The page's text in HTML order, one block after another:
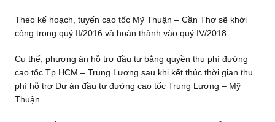
Theo kế hoạch, tuyến cao tốc Mỹ Thuận – Cần Thơ sẽ khởi
công trong quý II/2016 và hoàn thành vào quý IV/2018.
Cụ thể, phương án hỗ trợ đầu tư bằng quyền thu phí đường
cao tốc Tp.HCM – Trung Lương sau khi kết thúc thời gian thu
phí hỗ trợ Dự án đầu tư đường cao tốc Trung Lương – Mỹ
Thuận.